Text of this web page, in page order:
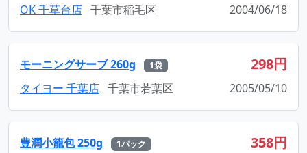
OK 千草台店 千葉市稲毛区 2004/06/18
モーニングサーブ 260g 1袋 298円
タイヨー 千葉店 千葉市若葉区 2005/05/10
豊潤小籠包 250g 1パック 358円